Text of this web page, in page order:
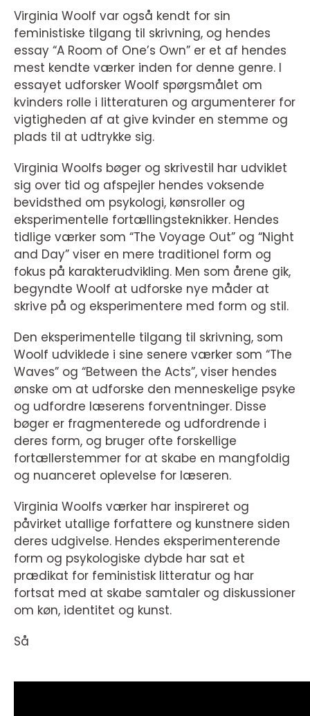
Virginia Woolf var også kendt for sin
feministiske tilgang til skrivning, og hendes
essay “A Room of One’s Own” er et af hendes
mest kendte værker inden for denne genre. I
essayet udforsker Woolf spørgsmålet om
kvinders rolle i litteraturen og argumenterer for
vigtigheden af at give kvinder en stemme og
plads til at udtrykke sig.
Virginia Woolfs bøger og skrivestil har udviklet
sig over tid og afspejler hendes voksende
bevidsthed om psykologi, kønsroller og
eksperimentelle fortællingsteknikker. Hendes
tidlige værker som “The Voyage Out” og “Night
and Day” viser en mere traditionel form og
fokus på karakterudvikling. Men som årene gik,
begyndte Woolf at udforske nye måder at
skrive på og eksperimentere med form og stil.
Den eksperimentelle tilgang til skrivning, som
Woolf udviklede i sine senere værker som “The
Waves” og “Between the Acts”, viser hendes
ønske om at udforske den menneskelige psyke
og udfordre læserens forventninger. Disse
bøger er fragmenterede og udfordrende i
deres form, og bruger ofte forskellige
fortællerstemmer for at skabe en mangfoldig
og nuanceret oplevelse for læseren.
Virginia Woolfs værker har inspireret og
påvirket utallige forfattere og kunstnere siden
deres udgivelse. Hendes eksperimenterende
form og psykologiske dybde har sat et
prædikat for feministisk litteratur og har
fortsat med at skabe samtaler og diskussioner
om køn, identitet og kunst.
Så